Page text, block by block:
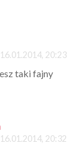
16.01.2014, 20:23
taki fajny
16.01.2014, 20:32